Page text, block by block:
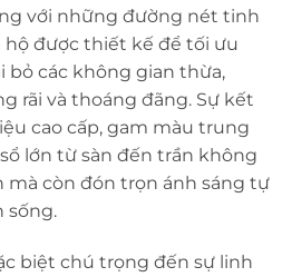
với những đường nét tinh
hộ được thiết kế để tối ưu
bỏ các không gian thừa,
rãi và thoáng đãng. Sự kết
cao cấp, gam màu trung
lớn từ sàn đến trần không
còn đón trọn ánh sáng tự
sống.
biệt chú trọng đến sự linh